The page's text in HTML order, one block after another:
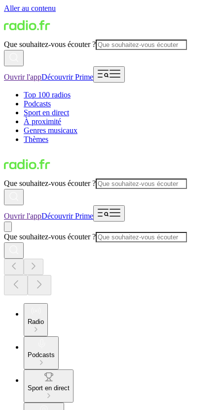
Aller au contenu
Que souhaitez-vous écouter ?
Ouvrir l'appDécouvrir Prime
Top 100 radios
Podcasts
Sport en direct
À proximité
Genres musicaux
Thèmes
Que souhaitez-vous écouter ?
Ouvrir l'appDécouvrir Prime
Que souhaitez-vous écouter ?
Radio
Podcasts
Sport en direct